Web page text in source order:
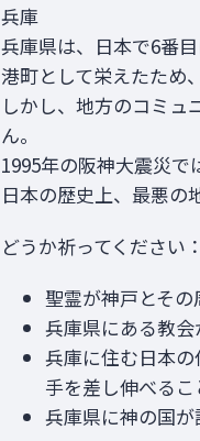
兵庫
兵庫県は、日本で6番
港町として栄えたため
しかし、地方のコミュ
ん。
1995年の阪神大震災で
日本の歴史上、最悪の
どうか祈ってください：
聖霊が神戸とその
兵庫県にある教会
兵庫に住む日本
手を差し伸べるこ
兵庫県に神の国